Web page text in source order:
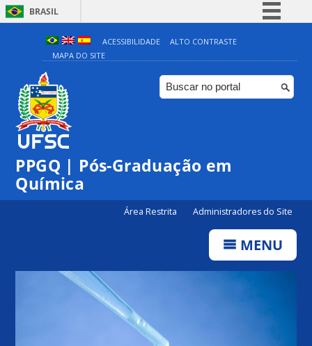
BRASIL
Simplifique!
Comunica BR
Participe
ACESSIBILIDADE
ALTO CONTRASTE
MAPA DO SITE
PPGQ | Pós-Graduação em
Química
Área Restrita Administradores do Site
MENU